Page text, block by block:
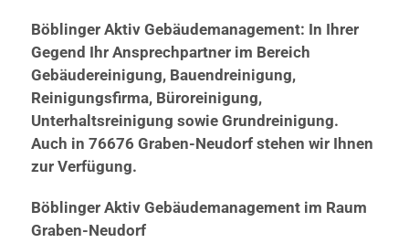
Böblinger Aktiv Gebäudemanagement: In Ihrer
Gegend Ihr Ansprechpartner im Bereich
Gebäudereinigung, Bauendreinigung,
Reinigungsfirma, Büroreinigung,
Unterhaltsreinigung sowie Grundreinigung.
Auch in 76676 Graben-Neudorf stehen wir Ihnen
zur Verfügung.
Böblinger Aktiv Gebäudemanagement im Raum
Graben-Neudorf